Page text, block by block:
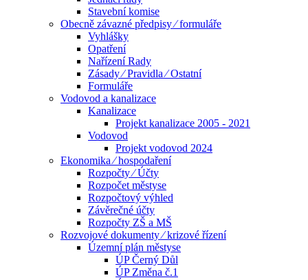
Stavební komise
Obecně závazné předpisy ⁄ formuláře
Vyhlášky
Opatření
Nařízení Rady
Zásady ⁄ Pravidla ⁄ Ostatní
Formuláře
Vodovod a kanalizace
Kanalizace
Projekt kanalizace 2005 - 2021
Vodovod
Projekt vodovod 2024
Ekonomika ⁄ hospodaření
Rozpočty ⁄ Účty
Rozpočet městyse
Rozpočtový výhled
Závěrečné účty
Rozpočty ZŠ a MŠ
Rozvojové dokumenty ⁄ krizové řízení
Územní plán městyse
ÚP Černý Důl
ÚP Změna č.1